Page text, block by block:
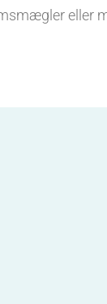
eller